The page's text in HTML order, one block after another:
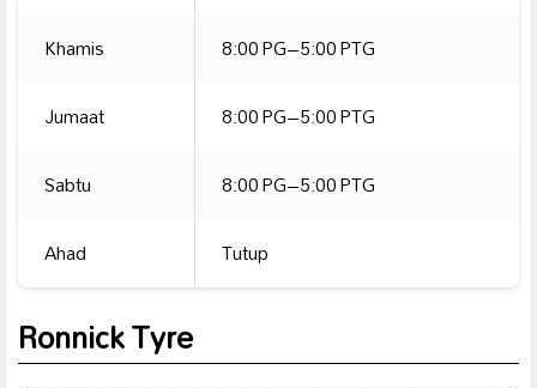
Khamis
8:00 PG–5:00 PTG
Jumaat
8:00 PG–5:00 PTG
Sabtu
8:00 PG–5:00 PTG
Ahad
Tutup
Ronnick Tyre